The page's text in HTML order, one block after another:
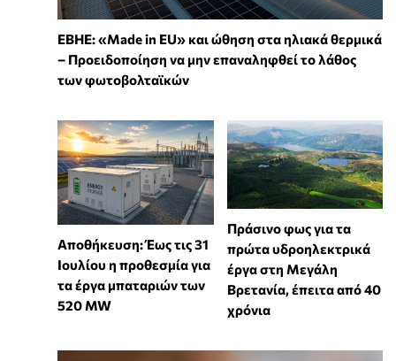
ΕΒΗΕ: «Made in EU» και ώθηση στα ηλιακά θερμικά
– Προειδοποίηση να μην επαναληφθεί το λάθος
των φωτοβολταϊκών
Αποθήκευση: Έως τις 31
Ιουλίου η προθεσμία για
τα έργα μπαταριών των
520 MW
Πράσινο φως για τα
πρώτα υδροηλεκτρικά
έργα στη Μεγάλη
Βρετανία, έπειτα από 40
χρόνια